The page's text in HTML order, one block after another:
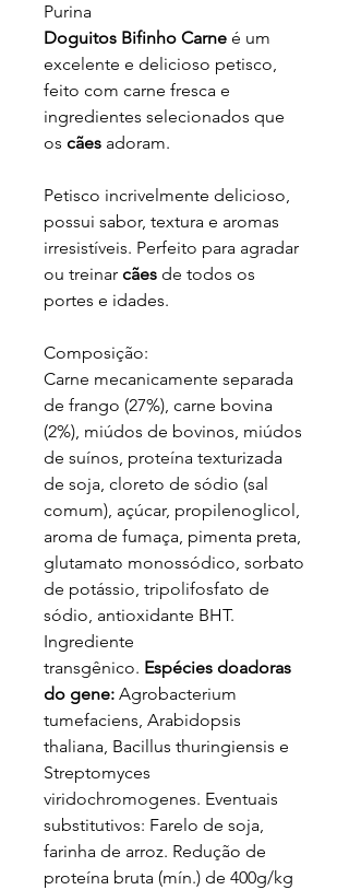
Purina
Doguitos Bifinho Carne é um
excelente e delicioso petisco,
feito com carne fresca e
ingredientes selecionados que
os cães adoram.
Petisco incrivelmente delicioso,
possui sabor, textura e aromas
irresistíveis. Perfeito para agradar
ou treinar cães de todos os
portes e idades.
Composição:
Carne mecanicamente separada
de frango (27%), carne bovina
(2%), miúdos de bovinos, miúdos
de suínos, proteína texturizada
de soja, cloreto de sódio (sal
comum), açúcar, propilenoglicol,
aroma de fumaça, pimenta preta,
glutamato monossódico, sorbato
de potássio, tripolifosfato de
sódio, antioxidante BHT.
Ingrediente
transgênico. Espécies doadoras
do gene: Agrobacterium
tumefaciens, Arabidopsis
thaliana, Bacillus thuringiensis e
Streptomyces
viridochromogenes. Eventuais
substitutivos: Farelo de soja,
farinha de arroz. Redução de
proteína bruta (mín.) de 400g/kg